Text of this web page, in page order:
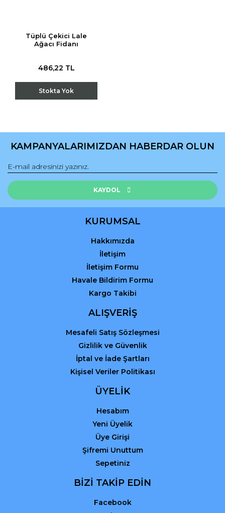
Tüplü Çekici Lale
Ağacı Fidanı
486,22 TL
Stokta Yok
KAMPANYALARIMIZDAN HABERDAR OLUN
KAYDOL
KURUMSAL
Hakkımızda
İletişim
İletişim Formu
Havale Bildirim Formu
Kargo Takibi
ALIŞVERİŞ
Mesafeli Satış Sözleşmesi
Gizlilik ve Güvenlik
İptal ve İade Şartları
Kişisel Veriler Politikası
ÜYELİK
Hesabım
Yeni Üyelik
Üye Girişi
Şifremi Unuttum
Sepetiniz
BİZİ TAKİP EDİN
Facebook